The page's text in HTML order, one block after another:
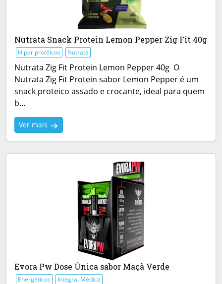
Nutrata Snack Protein Lemon Pepper Zig Fit 40g
Hiper protéicos Nutrata
Nutrata Zig Fit Protein Lemon Pepper 40g O
Nutrata Zig Fit Protein sabor Lemon Pepper é um
snack proteico assado e crocante, ideal para quem
b...
Ver mais
Evora Pw Dose Única sabor Maçã Verde
Energéticos Integral Médica